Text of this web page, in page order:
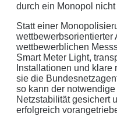
durch ein Monopol
Statt einer
wettbewerbsorientierter
wettbewerblichen
Smart Meter Light,
Installationen und
sie die
so kann der
Netzstabilität gesichert
erfolgreich